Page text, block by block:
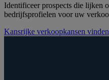
Identificeer prospects die lijken
bedrijfsprofielen voor uw
Kansrijke verkoopkansen vinden